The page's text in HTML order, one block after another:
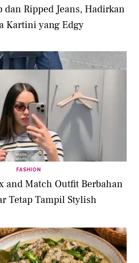
dan Ripped Jeans, Hadirkan
Kartini yang Edgy
FASHION
and Match Outfit Berbahan
Tetap Tampil Stylish